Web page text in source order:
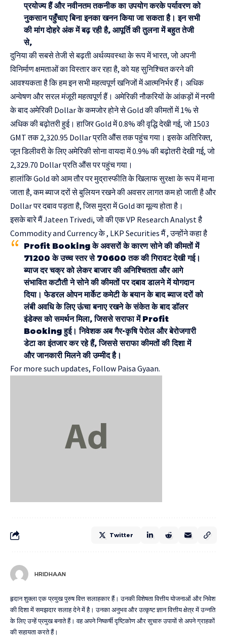
प्रयोज्य हैं और नवीनतम तकनीक का उपयोग करके पर्यावरण को
नुकसान पहुँचाए बिना इनका खनन किया जा सकता है। इन सभी
की मांग दोहरे अंक में बढ़ रही है, आपूर्ति की तुलना में बहुत तेजी
से,
दुनिया की सबसे तेजी से बढ़ती अर्थव्यवस्था के रूप में भारत, जो अपनी
विनिर्माण क्षमताओं का विस्तार कर रहा है, को यह सुनिश्चित करने की
आवश्यकता है कि हम इन सभी महत्वपूर्ण खनिजों में आत्मनिर्भर हैं। अधिक
अन्वेषण और सरल मंजूरी महत्वपूर्ण हैं। अमेरिकी नौकरियों के आंकड़ों में नरमी
के बाद अमेरिकी Dollar के कमजोर होने से Gold की कीमतों में 1% से
अधिक की बढ़ोतरी हुई। हाजिर Gold में 0.8% की वृद्धि देखी गई, जो 1503
GMT तक 2,320.95 Dollar प्रति औंस तक पहुंच गया। इसके अतिरिक्त,
जून डिलीवरी के लिए अमेरिकी सोना वायदा में 0.9% की बढ़ोतरी देखी गई, जो
2,329.70 Dollar प्रति औंस पर पहुंच गया।
हालांकि Gold को आम तौर पर मुद्रास्फीति के खिलाफ सुरक्षा के रूप में माना
जाता है, कम ब्याज दरों से बुलियन रखने की अवसर लागत कम हो जाती है और
Dollar पर दबाव पड़ता है, जिस मुद्रा में Gold का मूल्य होता है।
इसके बारे मैं Jateen Trivedi, जो की एक VP Research Analyst है
Commodity and Currency के , LKP Securities मैं , उन्होंने कहा है
Profit Booking के अवसरों के कारण सोने की कीमतों में
71200 के उच्च स्तर से 70600 तक की गिरावट देखी गई।
ब्याज दर चक्र को लेकर बाजार की अनिश्चितता और आगे
संभावित कटौती ने सोने की कीमतों पर दबाव डालने में योगदान
दिया। फेडरल ओपन मार्केट कमेटी के बयान के बाद ब्याज दरों को
लंबी अवधि के लिए ऊंचा बनाए रखने के संकेत के बाद डॉलर
इंडेक्स को समर्थन मिला, जिससे सराफा में Profit
Booking हुई। निवेशक अब गैर-कृषि पेरोल और बेरोजगारी
डेटा का इंतजार कर रहे हैं, जिससे सराफा कीमतों की दिशा में
और जानकारी मिलने की उम्मीद है।
For more such updates, Follow Paisa Gyaan.
Twitter
HRIDHAAN
हृदान शुक्ला एक प्रमुख पुरुष वित्त सलाहकार हैं। उनकी विशेषता वित्तीय योजनाओं और निवेश
की दिशा में समझदार सलाह देने में है। उनका अनुभव और उत्कृष्ट ज्ञान वित्तीय क्षेत्र में उन्नति
के लिए उन्हें प्रमुख बनाते हैं। वह अपने निष्कर्षी दृष्टिकोण और सुचारु उपायों से अपने ग्राहकों
की सहायता करते हैं।